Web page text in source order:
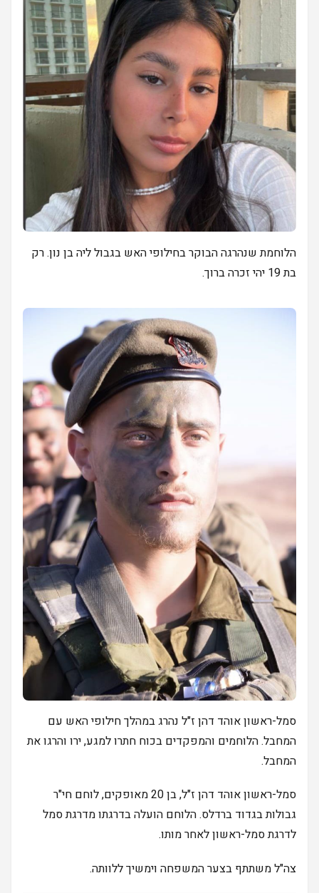
הלוחמת שנהרגה הבוקר בחילופי האש בגבול ליה בן נון. רק
בת 19 יהי זכרה ברוך.
סמל-ראשון אוהד דהן ז"ל נהרג במהלך חילופי האש עם
המחבל. הלוחמים והמפקדים בכוח חתרו למגע, ירו והרגו את
המחבל.
סמל-ראשון אוהד דהן ז"ל, בן 20 מאופקים, לוחם חי"ר
גבולות בגדוד ברדלס. הלוחם הועלה בדרגתו מדרגת סמל
לדרגת סמל-ראשון לאחר מותו.
צה"ל משתתף בצער המשפחה וימשיך ללוותה.